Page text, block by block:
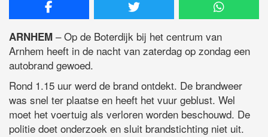
ARNHEM – Op de Boterdijk bij het centrum van
Arnhem heeft in de nacht van zaterdag op zondag een
autobrand gewoed.
Rond 1.15 uur werd de brand ontdekt. De brandweer
was snel ter plaatse en heeft het vuur geblust. Wel
moet het voertuig als verloren worden beschouwd. De
politie doet onderzoek en sluit brandstichting niet uit.